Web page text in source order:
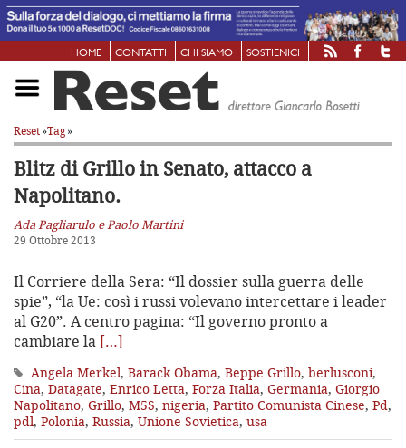
HOME CONTATTI CHI SIAMO SOSTIENICI
Reset»Tag»
Blitz di Grillo in Senato, attacco a
Napolitano.
Ada Pagliarulo e Paolo Martini
29 Ottobre 2013
Il Corriere della Sera: “Il dossier sulla guerra delle
spie”, “la Ue: così i russi volevano intercettare i leader
al G20”. A centro pagina: “Il governo pronto a
cambiare la […]
Angela Merkel, Barack Obama, Beppe Grillo, berlusconi,
Cina, Datagate, Enrico Letta, Forza Italia, Germania, Giorgio
Napolitano, Grillo, M5S, nigeria, Partito Comunista Cinese, Pd,
pdl, Polonia, Russia, Unione Sovietica, usa